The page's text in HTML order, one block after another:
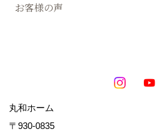
お客様の声
丸和ホーム
〒930-0835